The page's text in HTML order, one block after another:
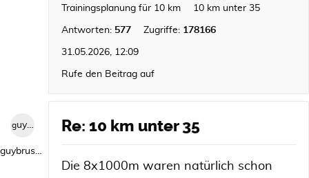
Trainingsplanung für 10 km
10 km unter 35
Antworten: 577 Zugriffe: 178166
31.05.2026, 12:09
Rufe den Beitrag auf
guybrush1992
guybrush1992
Re: 10 km unter 35
Die 8x1000m waren natürlich schon